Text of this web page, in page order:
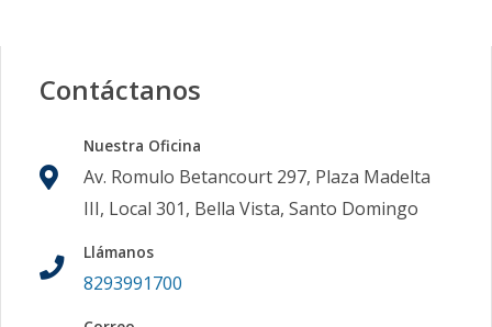
Contáctanos
Nuestra Oficina
Av. Romulo Betancourt 297, Plaza Madelta
III, Local 301, Bella Vista, Santo Domingo
Llámanos
8293991700